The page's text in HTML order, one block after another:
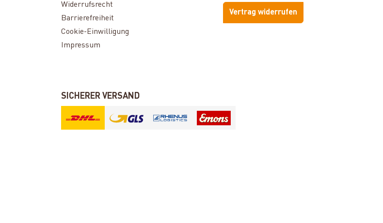
Widerrufsrecht
Barrierefreiheit
Cookie-Einwilligung
Impressum
Vertrag widerrufen
SICHERER VERSAND